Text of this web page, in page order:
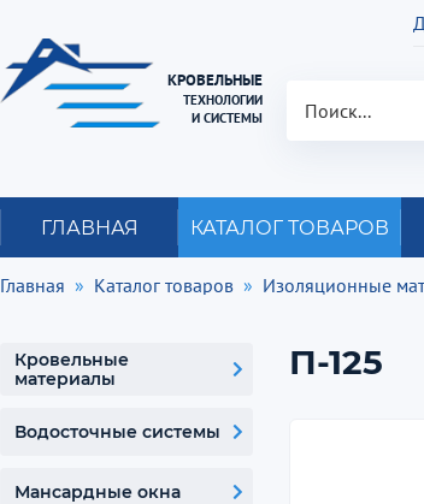
КРОВЕЛЬНЫЕ
ТЕХНОЛОГИИ
И СИСТЕМЫ
ГЛАВНАЯ КАТАЛОГ ТОВАРОВ
Главная Каталог товаров Изоляционные
П-125
Кровельные
материалы
Водосточные системы
Мансардные окна